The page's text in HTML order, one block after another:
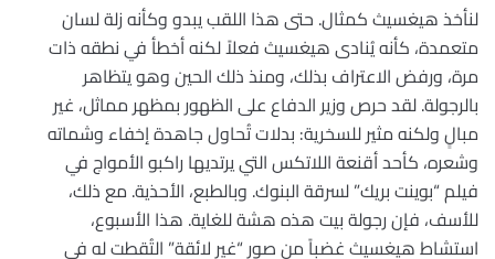
لنأخذ هيغسيث كمثال. حتى هذا اللقب يبدو وكأنه زلة لسان
متعمدة، كأنه يُنادى هيغسيث فعلاً لكنه أخطأ في نطقه ذات
مرة، ورفض الاعتراف بذلك، ومنذ ذلك الحين وهو يتظاهر
بالرجولة. لقد حرص وزير الدفاع على الظهور بمظهر مماثل، غير
مبالٍ ولكنه مثير للسخرية: بدلات تُحاول جاهدة إخفاء وشماته
وشعره، كأحد أقنعة اللاتكس التي يرتديها راكبو الأمواج في
فيلم “بوينت بريك” لسرقة البنوك. وبالطبع، الأحذية. مع ذلك،
للأسف، فإن رجولة بيت هذه هشة للغاية. هذا الأسبوع،
استشاط هيغسيث غضباً من صور “غير لائقة” التُقطت له في